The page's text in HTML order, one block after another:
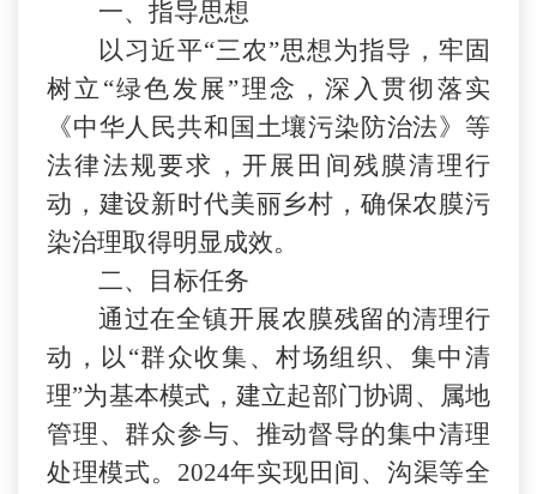
一、指导思想
以习近平“三农”思想为指导，牢固
树立“绿色发展”理念，深入贯彻落实
《中华人民共和国土壤污染防治法》等
法律法规要求，开展田间残膜清理行
动，建设新时代美丽乡村，确保农膜污
染治理取得明显成效。
二、目标任务
通过在全镇开展农膜残留的清理行
动 ，以 “群众收集、村场组织、集中清
理”为基本模式，建立起部门协调、属地
管理、群众参与、推动督导的集中清理
处理模式。2024年实现田间、沟渠等全